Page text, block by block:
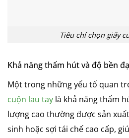
Tiêu chí chọn giấy
Khả năng thấm hút và độ bền
Một trong những yếu tố quan
cuộn lau tay là khả năng thấm
lượng cao thường được sản
sinh hoặc sợi tái chế cao cấp,